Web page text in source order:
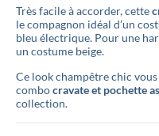
Très facile à accorder, cette
le compagnon idéal d’un
bleu électrique. Pour une
un costume beige.
Ce look champêtre chic
combocravate et pochette
collection.